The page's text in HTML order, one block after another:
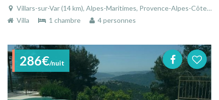
Villars-sur-Var (14 km), Alpes-Maritimes, Provence-Alpes-Côte d'Azur, France
Villa
1 chambre 4 personnes
286€/nuit